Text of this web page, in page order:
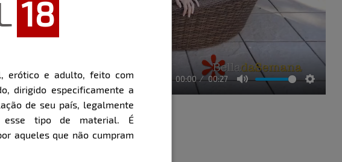
00:00 00:27
18
erótico e adulto, feito com
dirigido especificamente a
de seu país, legalmente
esse tipo de material. É
aqueles que não cumpram